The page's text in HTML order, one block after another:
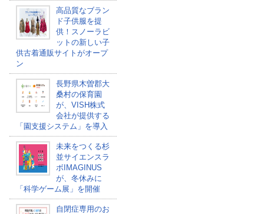
高品質なブラン
ド子供服を提
供！スノーラビ
ットの新しい子
供古着通販サイトがオープ
ン
長野県木曽郡大
桑村の保育園
が、VISH株式
会社が提供する
「園支援システム」を導入
未来をつくる杉
並サイエンスラ
ボIMAGINUS
が、冬休みに
「科学ゲーム展」を開催
自閉症専用のお